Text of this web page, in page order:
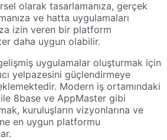
olarak tasarlamanıza, gerçek
ve hatta uygulamaları
izin veren bir platform
daha uygun olabilir.
uygulamalar oluşturmak için
yelpazesini güçlendirmeye
Modern iş ortamındaki
8base ve AppMaster gibi
kuruluşların vizyonlarına ve
en uygun platformu